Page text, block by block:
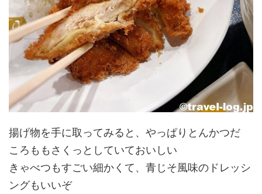
揚げ物を手に取ってみると、やっぱりとんかつだ
ころももさくっとしていておいしい
きゃべつもすごい細かくて、青じそ風味のドレッシ
ングもいいぞ